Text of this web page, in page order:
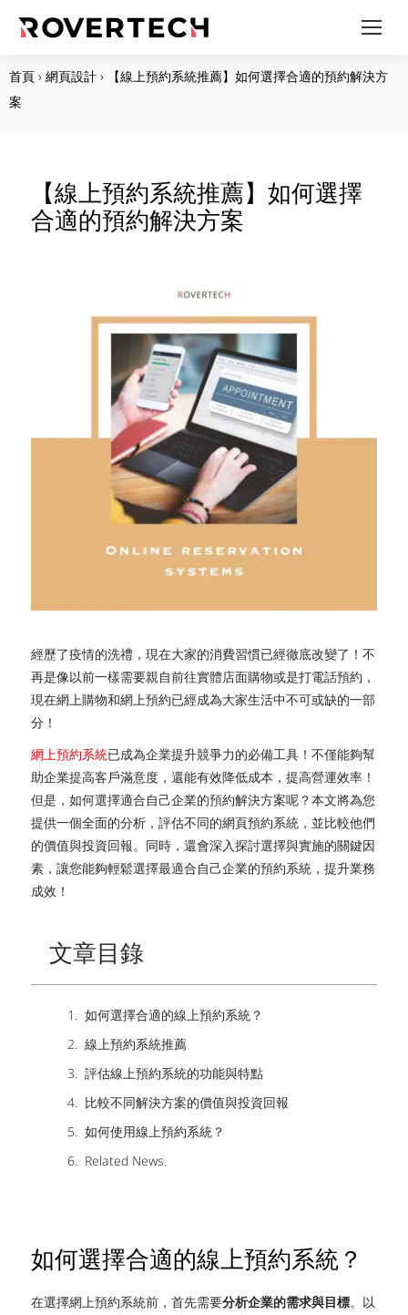
首頁 › 網頁設計 ›
【線上預約系統推薦】如何選擇合適的預約解決方
案
【線上預約系統推薦】如何選擇
合適的預約解決方案
經歷了疫情的洗禮，現在大家的消費習慣已經徹底改變了！不
再是像以前一樣需要親自前往實體店面購物或是打電話預約，
現在網上購物和網上預約已經成為大家生活中不可或缺的一部
分！
網上預約系統已成為企業提升競爭力的必備工具！不僅能夠幫
助企業提高客戶滿意度，還能有效降低成本，提高營運效率！
但是，如何選擇適合自己企業的預約解決方案呢？本文將為您
提供一個全面的分析，評估不同的網頁預約系統，並比較他們
的價值與投資回報。同時，還會深入探討選擇與實施的關鍵因
素，讓您能夠輕鬆選擇最適合自己企業的預約系統，提升業務
成效！
文章目錄
如何選擇合適的線上預約系統？
線上預約系統推薦
評估線上預約系統的功能與特點
比較不同解決方案的價值與投資回報
如何使用線上預約系統？
Related News.
如何選擇合適的線上預約系統？
在選擇網上預約系統前，首先需要分析企業的需求與目標。以